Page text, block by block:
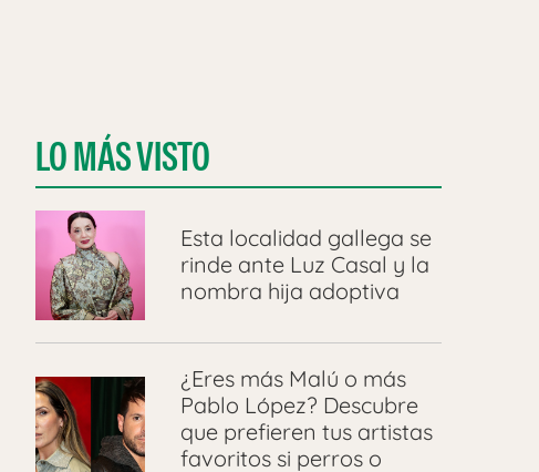
LO MÁS VISTO
Esta localidad gallega se
rinde ante Luz Casal y la
nombra hija adoptiva
¿Eres más Malú o más
Pablo López? Descubre
que prefieren tus artistas
favoritos si perros o